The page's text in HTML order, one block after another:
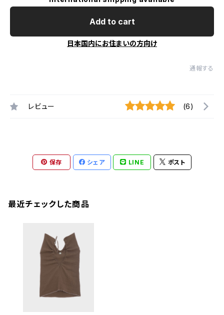
Add to cart
日本国内にお住まいの方向け
通報する
レビュー (6)
保存 シェア LINE ポスト
最近チェックした商品